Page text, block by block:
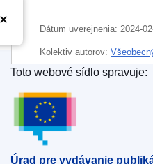
Dátum uverejnenia: 2024-
Kolektiv autorov:
únie)
Oblasť:dávky a diéty
Jordánsko
CELEX : 62023TN1160
Úrad pre vydávanie
Toto webové sídlo spravuje:
Úrad pre vydávanie